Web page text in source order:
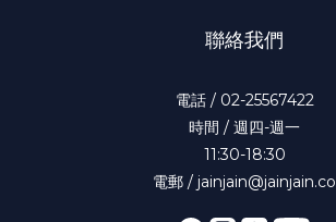
聯絡我們
電話 / 02-25567422
時間 / 週四-週一
11:30-18:30
電郵 / jainjain@jainjain.co